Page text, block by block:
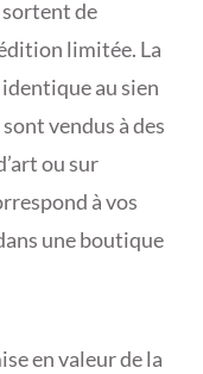
de
limitée. La
au sien
vendus à des
ou sur
à vos
une boutique
en valeur de la